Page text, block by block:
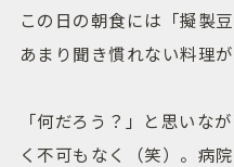
この日の朝食には「擬製
あまり聞き慣れない料理が
「何だろう？」と思いな
く不可もなく（笑）。病